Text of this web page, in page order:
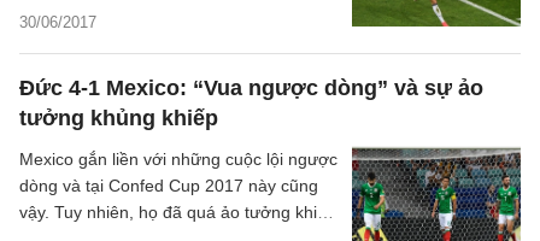
30/06/2017
trong cả thế kỷ”. Phải chờ đến sau 5
Đức 4-1 Mexico: “Vua ngược dòng” và sự ảo
tưởng khủng khiếp
Mexico gắn liền với những cuộc lội ngược
dòng và tại Confed Cup 2017 này cũng
vậy. Tuy nhiên, họ đã quá ảo tưởng khi